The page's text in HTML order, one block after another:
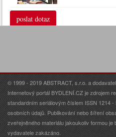
poslat dotaz
© 1999 - 2019 ABSTRACT, s.r.o. a
Internetový portál BYDLENÍ.CZ je zdrojem
standardním seriálovým číslem ISSN 1214
osobních údajů. Publikování nebo šíření
zveřejněného materiálu jakoukoliv formou
vydavatele zakázáno.